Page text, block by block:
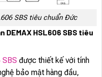
SBS tiêu chuẩn Đức
DEMAX HSL606 SBS tiêu
SBS được thiết kế với tính
bảo mật hàng đầu,